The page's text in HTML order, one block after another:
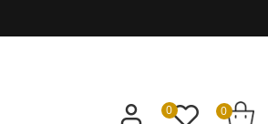
0 0